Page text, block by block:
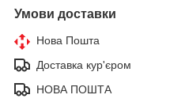
Умови доставки
Нова Пошта
Доставка кур'єром
НОВА ПОШТА